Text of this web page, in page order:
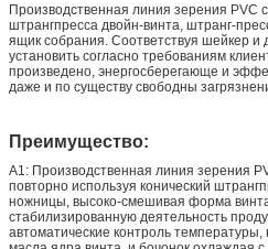
Производственная линия зерения PVC
штрангпресса двойн-винта, штранг-
ящик собрания. Соответствуя шейкер и
установить согласно требованиям
произведено, энергосберегающе и
даже и по существу свободны
Преимущество:
A1: Производственная линия зерения
повторно используя конический
ножницы, высоко-смешивая форма
стабилизированную деятельность
автоматические контроль